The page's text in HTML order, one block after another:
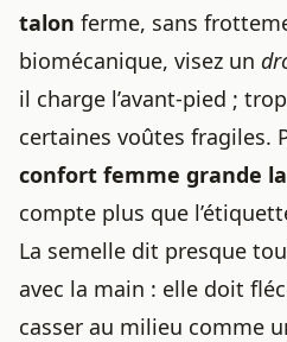
talon ferme, sans
biomécanique, visez un
il charge l’avant-pied ;
certaines voûtes fragiles.
confort femme grande
compte plus que
La semelle dit presque
avec la main : elle doit
casser au milieu comme